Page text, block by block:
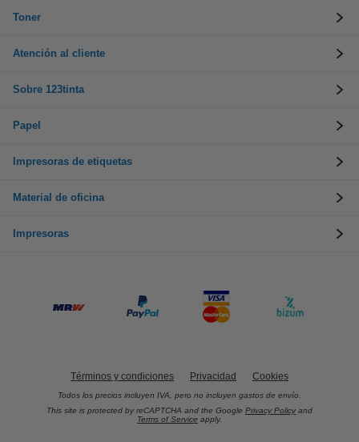
Toner
Atención al cliente
Sobre 123tinta
Papel
Impresoras de etiquetas
Material de oficina
Impresoras
Términos y condiciones Privacidad Cookies
Todos los precios incluyen IVA, pero no incluyen gastos de envío.
This site is protected by reCAPTCHA and the Google Privacy Policy and
Terms of Service apply.